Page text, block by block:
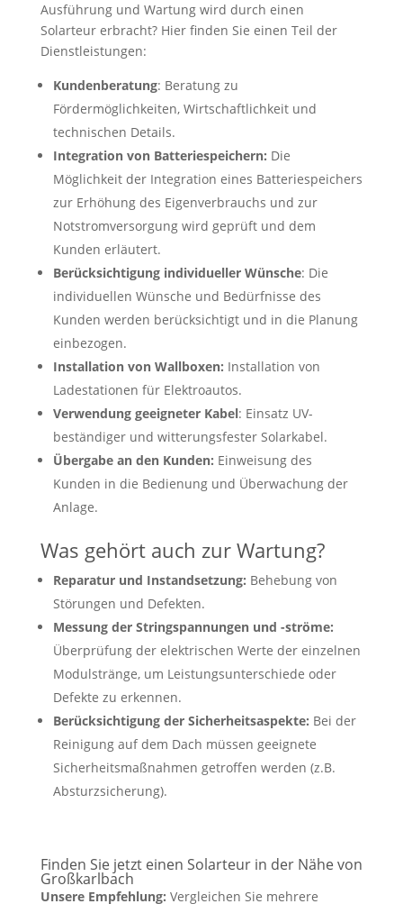
Ausführung und Wartung wird durch einen
Solarteur erbracht? Hier finden Sie einen Teil der
Dienstleistungen:
Kundenberatung: Beratung zu
Fördermöglichkeiten, Wirtschaftlichkeit und
technischen Details.
Integration von Batteriespeichern: Die
Möglichkeit der Integration eines Batteriespeichers
zur Erhöhung des Eigenverbrauchs und zur
Notstromversorgung wird geprüft und dem
Kunden erläutert.
Berücksichtigung individueller Wünsche: Die
individuellen Wünsche und Bedürfnisse des
Kunden werden berücksichtigt und in die Planung
einbezogen.
Installation von Wallboxen: Installation von
Ladestationen für Elektroautos.
Verwendung geeigneter Kabel: Einsatz UV-
beständiger und witterungsfester Solarkabel.
Übergabe an den Kunden: Einweisung des
Kunden in die Bedienung und Überwachung der
Anlage.
Was gehört auch zur Wartung?
Reparatur und Instandsetzung: Behebung von
Störungen und Defekten.
Messung der Stringspannungen und -ströme:
Überprüfung der elektrischen Werte der einzelnen
Modulstränge, um Leistungsunterschiede oder
Defekte zu erkennen.
Berücksichtigung der Sicherheitsaspekte: Bei der
Reinigung auf dem Dach müssen geeignete
Sicherheitsmaßnahmen getroffen werden (z.B.
Absturzsicherung).
Finden Sie jetzt einen Solarteur in der Nähe von
Großkarlbach
Unsere Empfehlung: Vergleichen Sie mehrere